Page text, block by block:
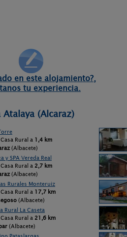
en este alojamiento?,
tu experiencia.
(Alcaraz)
Casa Rural a 1,4 km
(Albacete)
y SPA Vereda Real
Casa Rural a 2,7 km
(Albacete)
Rurales Monteruiz
Casa Rural a 17,7 km
(Albacete)
Rural La Caseta
Casa Rural a 21,6 km
(Albacete)